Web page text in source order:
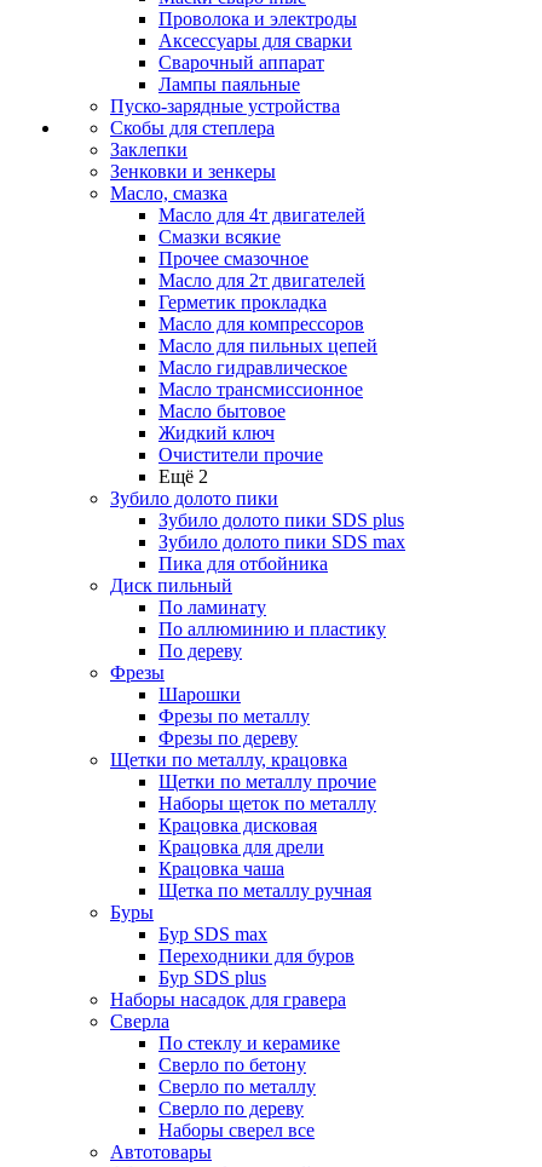
Проволока и электроды
Аксессуары для сварки
Сварочный аппарат
Лампы паяльные
Пуско-зарядные устройства
Скобы для степлера
Заклепки
Зенковки и зенкеры
Масло, смазка
Масло для 4т двигателей
Смазки всякие
Прочее смазочное
Масло для 2т двигателей
Герметик прокладка
Масло для компрессоров
Масло для пильных цепей
Масло гидравлическое
Масло трансмиссионное
Масло бытовое
Жидкий ключ
Очистители прочие
Ещё 2
Зубило долото пики
Зубило долото пики SDS plus
Зубило долото пики SDS max
Пика для отбойника
Диск пильный
По ламинату
По аллюминию и пластику
По дереву
Фрезы
Шарошки
Фрезы по металлу
Фрезы по дереву
Щетки по металлу, крацовка
Щетки по металлу прочие
Наборы щеток по металлу
Крацовка дисковая
Крацовка для дрели
Крацовка чаша
Щетка по металлу ручная
Буры
Бур SDS max
Переходники для буров
Бур SDS plus
Наборы насадок для гравера
Сверла
По стеклу и керамике
Сверло по бетону
Сверло по металлу
Сверло по дереву
Наборы сверел все
Автотовары